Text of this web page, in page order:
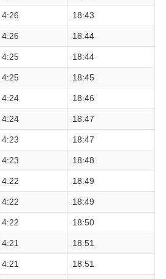
4:26 18:43
4:26 18:44
4:25 18:44
4:25 18:45
4:24 18:46
4:24 18:47
4:23 18:47
4:23 18:48
4:22 18:49
4:22 18:49
4:22 18:50
4:21 18:51
4:21 18:51